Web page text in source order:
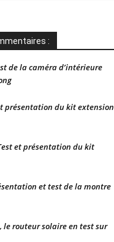
:
de la caméra d’intérieure
présentation du kit extension
et présentation du kit
et test de la montre
le routeur solaire en test sur